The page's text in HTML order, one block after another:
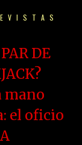
DE
mano
el oficio